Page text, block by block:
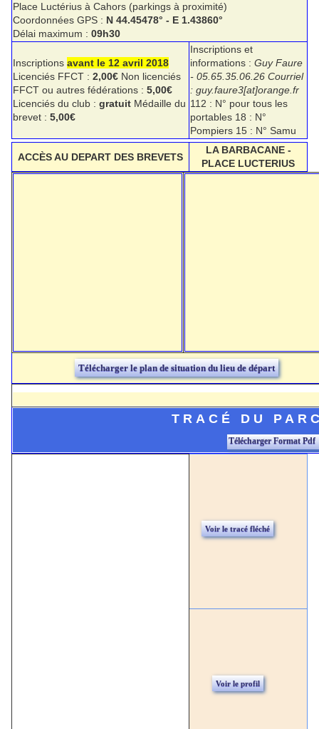
Place Luctérius à Cahors (parkings à proximité)
Coordonnées GPS : N 44.45478° - E 1.43860°
Délai maximum : 09h30
Inscriptions avant le 12 avril 2018
Licenciés FFCT : 2,00€ Non licenciés
FFCT ou autres fédérations : 5,00€
Licenciés du club : gratuit Médaille du
brevet : 5,00€
Inscriptions et
informations : Guy Faure
- 05.65.35.06.26 Courriel
: guy.faure3[at]orange.fr
112 : N° pour tous les
portables 18 : N°
Pompiers 15 : N° Samu
ACCÈS AU DEPART DES BREVETS
LA BARBACANE -
PLACE LUCTERIUS
Télécharger le plan de situation du lieu de départ
TRACÉ DU
Télécharger Format Pdf
Voir le tracé fléché
Voir le profil